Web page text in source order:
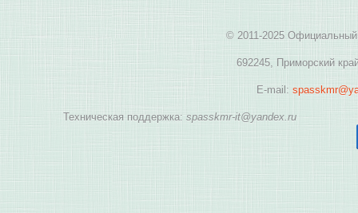
© 2011-2025 Официальный
692245, Приморский
E-mail:
Техническая поддержка: spasskmr-it@yandex.ru